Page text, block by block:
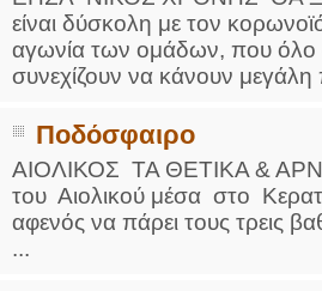
είναι δύσκολη με τον
αγωνία των ομάδων, που όλο
συνεχίζουν να κάνουν
Ποδόσφαιρο
ΑΙΟΛΙΚΟΣ ΤΑ ΘΕΤΙΚΑ &
του Αιολικού μέσα στο
αφενός να πάρει τους τρεις
...